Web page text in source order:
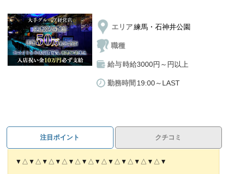
日払いもOKなので毎日がお給料日です💎
＊安全な店舗で働きたい
＊経営ノウハウを身に付けたい
＊手に職を付けたい
＊とりあえずやってみたい
また、随時昇給があるから
エリア練馬・石神井公園
職種
給与時給3000円～円以上
勤務時間 19:00～LAST
注目ポイント クチコミ
▼△▼△▼△▼△▼△▼△▼△▼△▼△▼△▼△▼